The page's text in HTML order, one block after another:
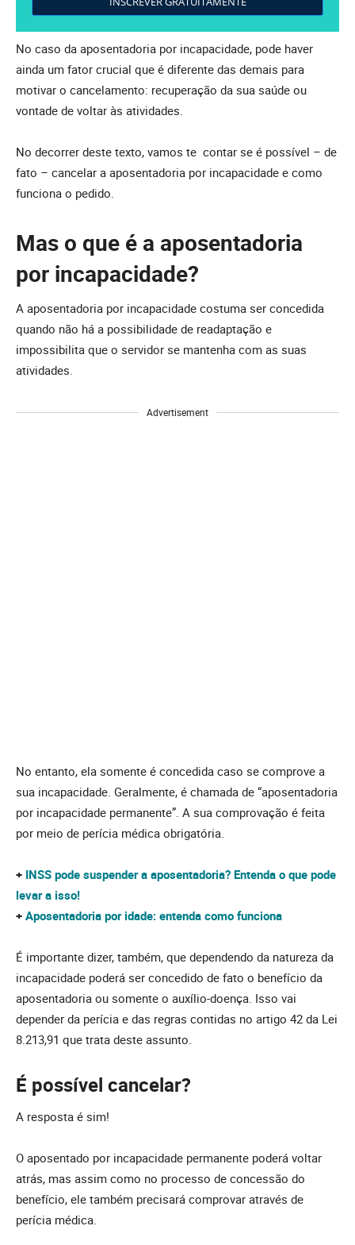
No caso da aposentadoria por incapacidade, pode haver
ainda um fator crucial que é diferente das demais para
motivar o cancelamento: recuperação da sua saúde ou
vontade de voltar às atividades.
No decorrer deste texto, vamos te contar se é possível – de
fato – cancelar a aposentadoria por incapacidade e como
funciona o pedido.
Mas o que é a aposentadoria
por incapacidade?
A aposentadoria por incapacidade costuma ser concedida
quando não há a possibilidade de readaptação e
impossibilita que o servidor se mantenha com as suas
atividades.
Advertisement
No entanto, ela somente é concedida caso se comprove a
sua incapacidade. Geralmente, é chamada de “aposentadoria
por incapacidade permanente”. A sua comprovação é feita
por meio de perícia médica obrigatória.
+ INSS pode suspender a aposentadoria? Entenda o que pode
levar a isso!
+ Aposentadoria por idade: entenda como funciona
É importante dizer, também, que dependendo da natureza da
incapacidade poderá ser concedido de fato o benefício da
aposentadoria ou somente o auxílio-doença. Isso vai
depender da perícia e das regras contidas no artigo 42 da Lei
8.213,91 que trata deste assunto.
É possível cancelar?
A resposta é sim!
O aposentado por incapacidade permanente poderá voltar
atrás, mas assim como no processo de concessão do
benefício, ele também precisará comprovar através de
perícia médica.